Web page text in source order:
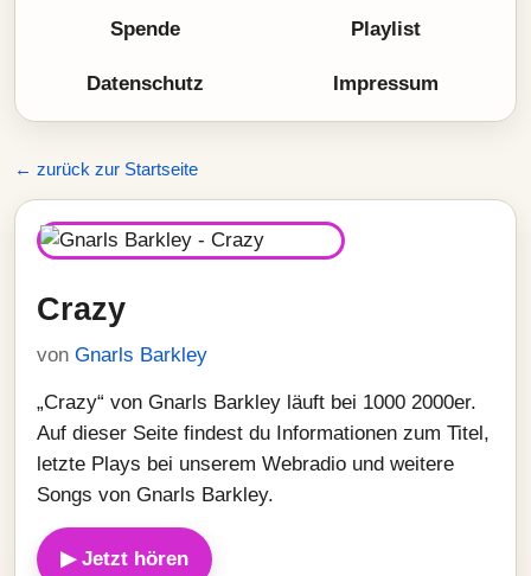
Spende Playlist
Datenschutz Impressum
← zurück zur Startseite
Crazy
von Gnarls Barkley
„Crazy“ von Gnarls Barkley läuft bei 1000 2000er.
Auf dieser Seite findest du Informationen zum Titel,
letzte Plays bei unserem Webradio und weitere
Songs von Gnarls Barkley.
▶ Jetzt hören